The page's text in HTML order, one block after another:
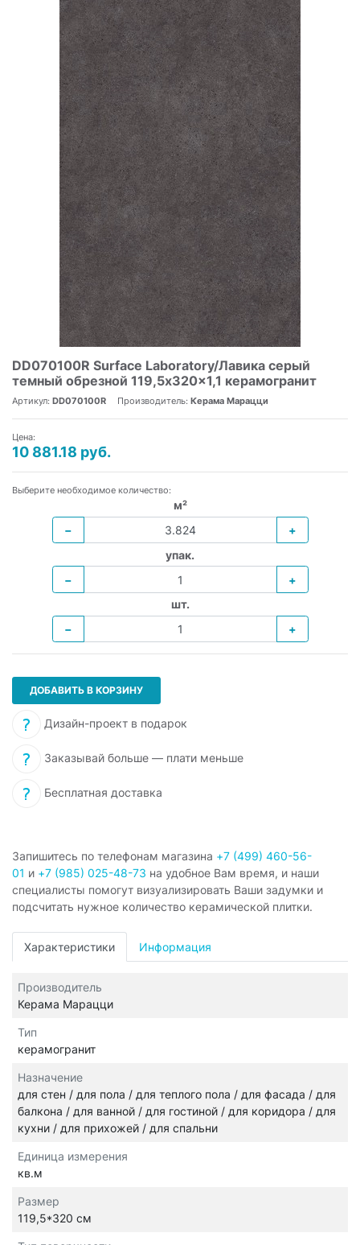
DD070100R Surface Laboratory/Лавика серый
темный обрезной 119,5x320x1,1 керамогранит
Артикул: DD070100R Производитель: Керама Марацци
Цена:
10 881.18 руб.
Выберите необходимое количество:
м²
−
+
упак.
−
+
шт.
−
+
ДОБАВИТЬ В КОРЗИНУ
Дизайн-проект в подарок
Заказывай больше — плати меньше
Бесплатная доставка
Запишитесь по телефонам магазина +7 (499) 460-56-
01 и +7 (985) 025-48-73 на удобное Вам время, и наши
специалисты помогут визуализировать Ваши задумки и
подсчитать нужное количество керамической плитки.
Характеристики Информация
Производитель
Керама Марацци
Тип
керамогранит
Назначение
для стен / для пола / для теплого пола / для фасада / для
балкона / для ванной / для гостиной / для коридора / для
кухни / для прихожей / для спальни
Единица измерения
кв.м
Размер
119,5*320 см